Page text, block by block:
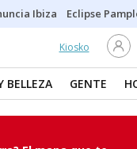
Ibiza Eclipse
Kiosko
BELLEZA GENTE